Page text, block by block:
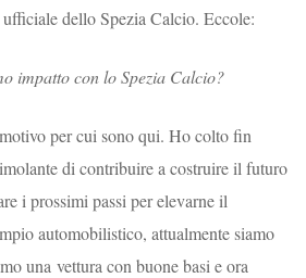
dello Spezia Calcio. Eccole:
impatto con lo Spezia Calcio?
per cui sono qui. Ho colto fin
di contribuire a costruire il futuro
i prossimi passi per elevarne il
automobilistico, attualmente siamo
una vettura con buone basi e ora